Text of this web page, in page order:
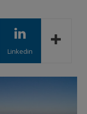
Linkedin